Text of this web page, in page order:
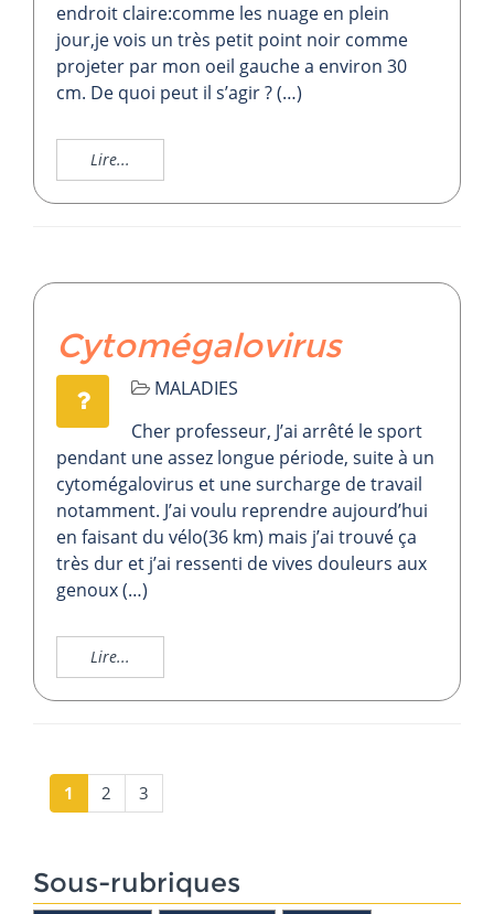
endroit claire:comme les nuage en plein
jour,je vois un très petit point noir comme
projeter par mon oeil gauche a environ 30
cm. De quoi peut il s’agir ? (…)
Lire...
Cytomégalovirus
MALADIES
Cher professeur, J’ai arrêté le sport
pendant une assez longue période, suite à un
cytomégalovirus et une surcharge de travail
notamment. J’ai voulu reprendre aujourd’hui
en faisant du vélo(36 km) mais j’ai trouvé ça
très dur et j’ai ressenti de vives douleurs aux
genoux (…)
Lire...
1 2 3
Sous-rubriques